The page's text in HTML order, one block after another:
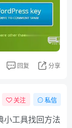
回复 分享
关注 私信
小工具找回方法